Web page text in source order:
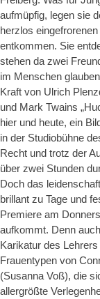
aufmüpfig, legen sie
herzlos
entkommen. Sie
stehen da zwei
im Menschen
Kraft von Ulrich
und Mark Twains
hier und heute, ein
in der Studiobühne
Recht und trotz der
über zwei Stunden
Doch das
brillant zu Tage und
Premiere am
aufkommt. Denn
Karikatur des
Frauentypen von
(Susanna Voß), die
allergrößte